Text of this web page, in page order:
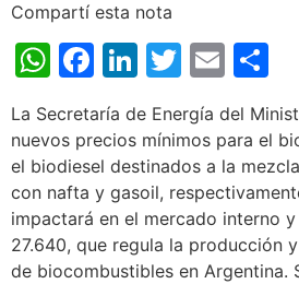
Compartí esta nota
WhatsApp
Facebook
LinkedIn
Twitter
Email
La Secretaría de Energía del
nuevos precios mínimos para el
el biodiesel destinados a la
con nafta y gasoil,
impactará en el mercado interno
27.640, que regula la producción
de biocombustibles en Argentina.